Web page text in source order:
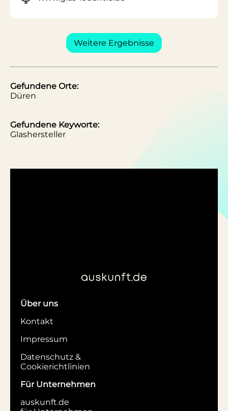
Weitere Ergebnisse
Gefundene Orte:
Düren
Gefundene Keyworte:
Glashersteller
Über uns
Kontakt
Impressum
Datenschutz &
Cookierichtlinien
Für Unternehmen
auskunft.de